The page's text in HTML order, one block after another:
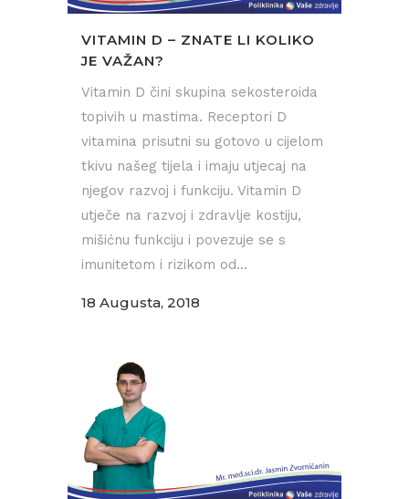
VITAMIN D – ZNATE LI KOLIKO
JE VAŽAN?
Vitamin D čini skupina sekosteroida
topivih u mastima. Receptori D
vitamina prisutni su gotovo u cijelom
tkivu našeg tijela i imaju utjecaj na
njegov razvoj i funkciju. Vitamin D
utječe na razvoj i zdravlje kostiju,
mišićnu funkciju i povezuje se s
imunitetom i rizikom od...
18 Augusta, 2018